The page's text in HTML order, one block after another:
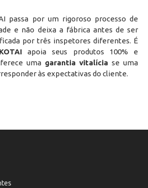
passa por um rigoroso processo de
e não deixa a fábrica antes de ser
por três inspetores diferentes. É
KOTAIapoia seus produtos 100% e
uma garantia vitalícia se uma
às expectativas do cliente.